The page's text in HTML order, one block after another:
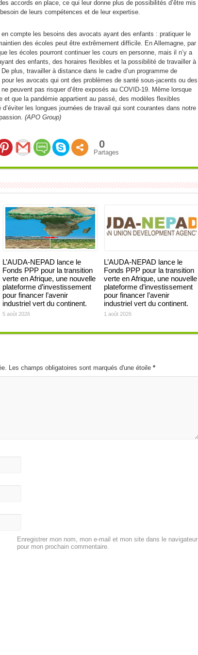
accords en place, ce qui leur donne plus de possibilités d’être mis
de leurs compétences et de leur expertise.
compte les besoins des avocats ayant des enfants : pratiquer le
des écoles peut être extrêmement difficile. En Allemagne, par
les écoles pourront continuer les cours en personne, mais il n’y a
des enfants, des horaires flexibles et la possibilité de travailler à
plus, travailler à distance dans le cadre d’un programme de
les avocats qui ont des problèmes de santé sous-jacents ou des
peuvent pas risquer d’être exposés au COVID-19. Même lorsque
et que la pandémie appartient au passé, des modèles flexibles
les longues journées de travail qui sont courantes dans notre
(APO Group)
0
Partages
L’AUDA-NEPAD lance le
Fonds PPP pour la transition
verte en Afrique, une nouvelle
plateforme d’investissement
pour financer l’avenir
industriel vert du continent.
5 août 2026
L’AUDA-NEPAD lance le
Fonds PPP pour la transition
verte en Afrique, une nouvelle
plateforme d’investissement
pour financer l’avenir
industriel vert du continent.
1 août 2026
Les champs obligatoires sont marqués d'une étoile *
Enregistrer mon nom, mon e-mail et mon site dans le navigateur
pour mon prochain commentaire.